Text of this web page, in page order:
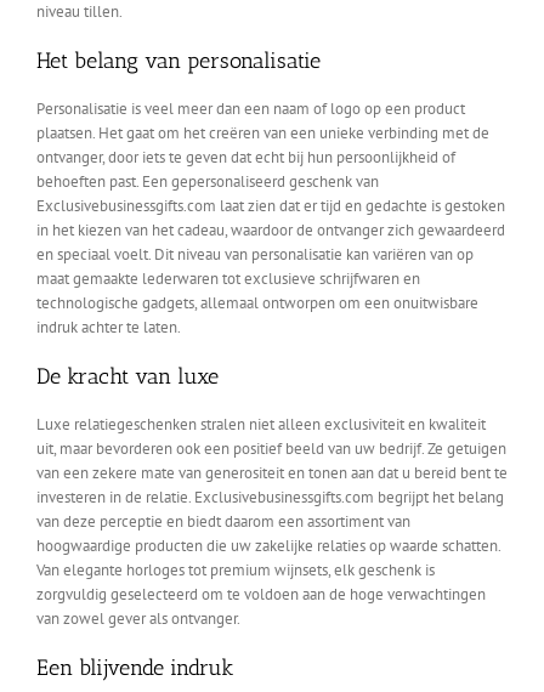
niveau tillen.
Het belang van personalisatie
Personalisatie is veel meer dan een naam of logo op een product
plaatsen. Het gaat om het creëren van een unieke verbinding met de
ontvanger, door iets te geven dat echt bij hun persoonlijkheid of
behoeften past. Een gepersonaliseerd geschenk van
Exclusivebusinessgifts.com laat zien dat er tijd en gedachte is gestoken
in het kiezen van het cadeau, waardoor de ontvanger zich gewaardeerd
en speciaal voelt. Dit niveau van personalisatie kan variëren van op
maat gemaakte lederwaren tot exclusieve schrijfwaren en
technologische gadgets, allemaal ontworpen om een onuitwisbare
indruk achter te laten.
De kracht van luxe
Luxe relatiegeschenken stralen niet alleen exclusiviteit en kwaliteit
uit, maar bevorderen ook een positief beeld van uw bedrijf. Ze getuigen
van een zekere mate van generositeit en tonen aan dat u bereid bent te
investeren in de relatie. Exclusivebusinessgifts.com begrijpt het belang
van deze perceptie en biedt daarom een assortiment van
hoogwaardige producten die uw zakelijke relaties op waarde schatten.
Van elegante horloges tot premium wijnsets, elk geschenk is
zorgvuldig geselecteerd om te voldoen aan de hoge verwachtingen
van zowel gever als ontvanger.
Een blijvende indruk